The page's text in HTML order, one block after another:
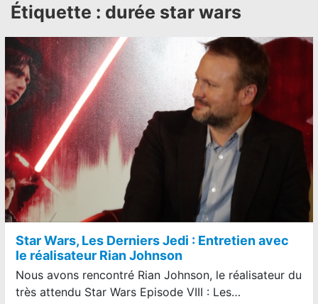
Étiquette : durée star wars
Star Wars, Les Derniers Jedi : Entretien avec
le réalisateur Rian Johnson
Nous avons rencontré Rian Johnson, le réalisateur du
très attendu Star Wars Episode VIII : Les…